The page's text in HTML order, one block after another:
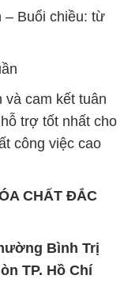
– Buổi chiều: từ
và cam kết tuân
trợ tốt nhất cho
công việc cao
CHẤT ĐẮC
Bình Trị
TP. Hồ Chí